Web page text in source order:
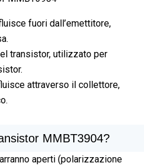
fuori dall’emettitore,
transistor, utilizzato per
attraverso il collettore,
MMBT3904?
aperti (polarizzazione